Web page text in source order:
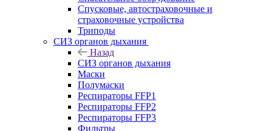
Спусковые, автостраховочные и
страховочные устройства
Триподы
СИЗ органов дыхания
Назад
СИЗ органов дыхания
Маски
Полумаски
Респираторы FFP1
Респираторы FFP2
Респираторы FFP3
Фильтры